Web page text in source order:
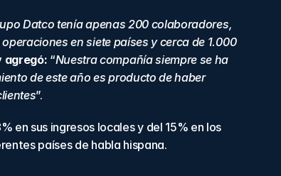
Datco tenía apenas 200 colaboradores,
en siete países y cerca de 1.000
agregó: “Nuestra compañía siempre se ha
de este año es producto de haber
”.
en sus ingresos locales y del 15% en los
países de habla hispana.